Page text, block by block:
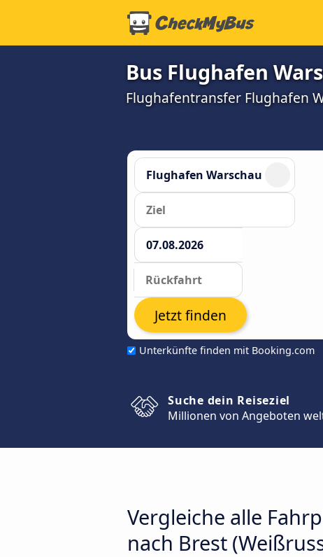
Bus Flughafen
Flughafentransfer Flughafen
Unterkünfte finden mit Booking.com
Jetzt finden
Suche dein Reiseziel
Millionen von Angeboten
Vergleiche alle
nach Brest